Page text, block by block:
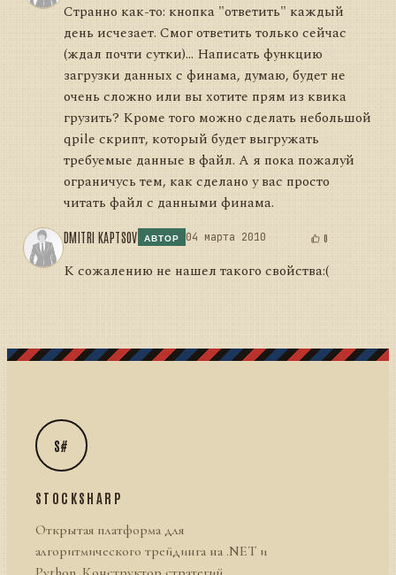
Странно как-то: кнопка "ответить" каждый
день исчезает. Смог ответить только сейчас
(ждал почти сутки)... Написать функцию
загрузки данных с финама, думаю, будет не
очень сложно или вы хотите прям из квика
грузить? Кроме того можно сделать небольшой
qpile скрипт, который будет выгружать
требуемые данные в файл. А я пока пожалуй
ограничусь тем, как сделано у вас просто
читать файл с данными финама.
DMITRI KAPTSOV АВТОР 04 марта 2010 0
К сожалению не нашел такого свойства:(
S#
STOCKSHARP
Открытая платформа для
алгоритмического трейдинга на .NET и